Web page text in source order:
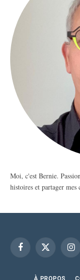
Moi, c'est Bernie.
histoires et partager
FacebookX
(Twitter)
À PROPOS